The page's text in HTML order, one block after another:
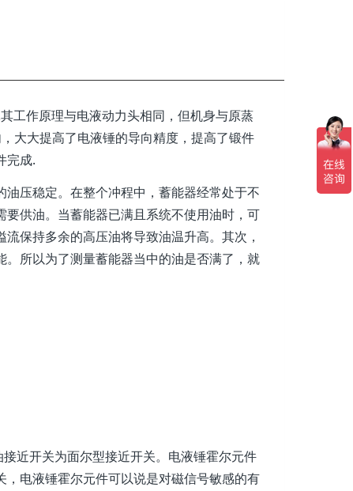
工作原理与电液动力头相同，但机身与原蒸
大大提高了电液锤的导向精度，提高了锻件
完成.
压稳定。在整个冲程中，蓄能器经常处于不
供油。当蓄能器已满且系统不使用油时，可
保持多余的高压油将导致油温升高。其次，
所以为了测量蓄能器当中的油是否满了，就
近开关为面尔型接近开关。电液锤霍尔元件
电液锤霍尔元件可以说是对磁信号敏感的有